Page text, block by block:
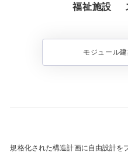
福祉施設
モジュール
規格化された構造計画に自由設計を